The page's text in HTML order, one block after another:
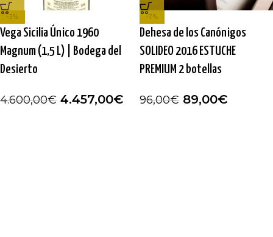
-3%
Vega Sicilia Único 1960
Magnum (1,5 L) | Bodega del
Desierto
4.600,00€ 4.457,00€
-7%
Dehesa de los Canónigos
SOLIDEO 2016 ESTUCHE
PREMIUM 2 botellas
96,00€ 89,00€